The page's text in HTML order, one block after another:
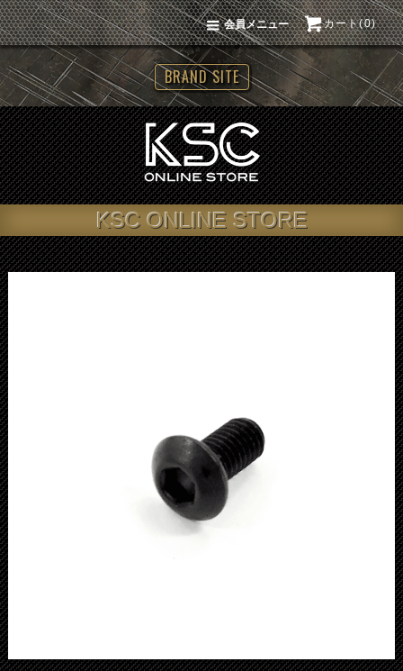
カート(0)
会員メニュー
BRAND SITE
KSC ONLINE STORE